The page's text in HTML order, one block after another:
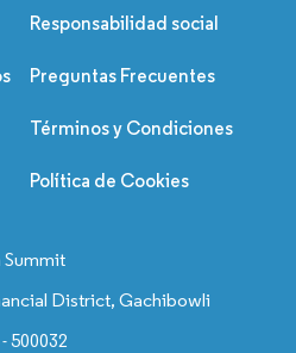
Responsabilidad social
Preguntas Frecuentes
Términos y Condiciones
Política de Cookies
Summit
District, Gachibowli
500032